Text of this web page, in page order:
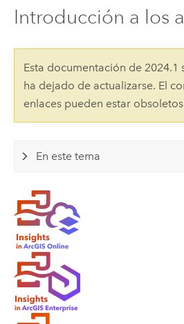
Introducción a los
Esta documentación de 2024.1
ha dejado de actualizarse. El
enlaces pueden estar
En este tema